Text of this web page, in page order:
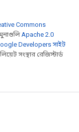
Commons
Apache 2.0
Developers সাইট
সংস্থার রেজিস্টার্ড